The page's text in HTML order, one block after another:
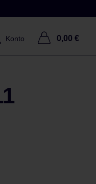
Konto 0,00 €